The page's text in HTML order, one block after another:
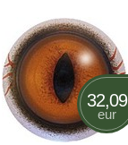
32,09
eur